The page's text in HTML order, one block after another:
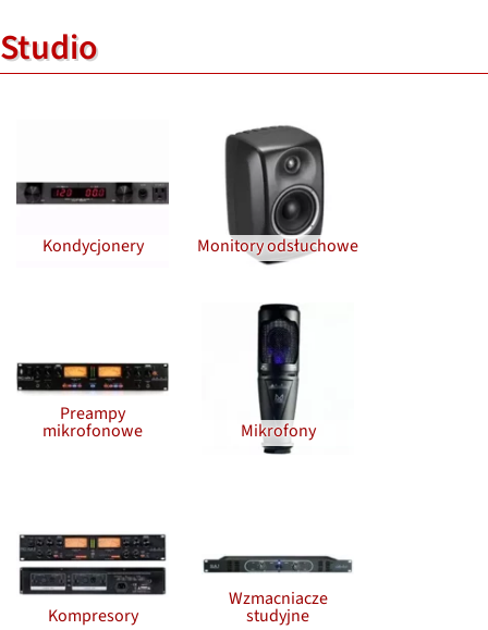
Studio
Kondycjonery Monitory odsłuchowe
Preampy
mikrofonowe Mikrofony
Kompresory
Wzmacniacze
studyjne